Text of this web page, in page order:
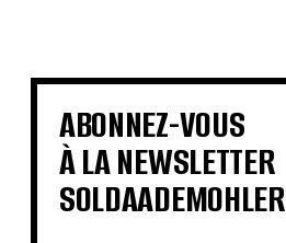
€
€ €
€ €
ABONNEZ-VOUS
À LA NEWSLETTER
SOLDAADEMOHLER